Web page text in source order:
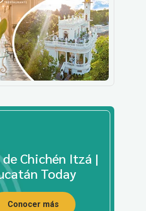
Chichén Itzá |
Today
Conocer más